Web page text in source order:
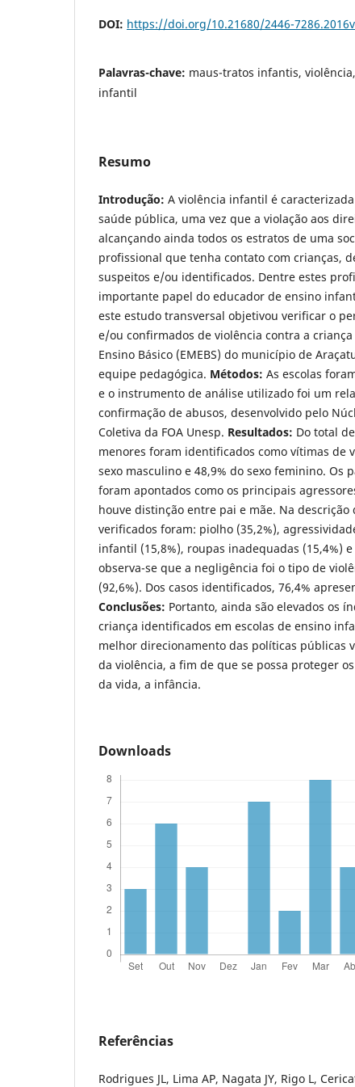
DOI: https://doi.org/10.21680/2446-
Palavras-chave: maus-tratos infantis,
infantil
Resumo
Introdução: A violência infantil é
saúde pública, uma vez que a violação aos
alcançando ainda todos os estratos de uma
profissional que tenha contato com crianças,
suspeitos e/ou identificados. Dentre estes
importante papel do educador de ensino
este estudo transversal objetivou verificar o
e/ou confirmados de violência contra a
Ensino Básico (EMEBS) do município de
equipe pedagógica. Métodos: As escolas
e o instrumento de análise utilizado foi um
confirmação de abusos, desenvolvido pelo
Coletiva da FOA Unesp. Resultados: Do total
menores foram identificados como vítimas de
sexo masculino e 48,9% do sexo feminino. Os
foram apontados como os principais
houve distinção entre pai e mãe. Na descrição
verificados foram: piolho (35,2%),
infantil (15,8%), roupas inadequadas (15,4%)
observa-se que a negligência foi o tipo de
(92,6%). Dos casos identificados, 76,4%
Conclusões: Portanto, ainda são elevados os
criança identificados em escolas de ensino
melhor direcionamento das políticas públicas
da violência, a fim de que se possa proteger
da vida, a infância.
Downloads
Referências
Rodrigues JL, Lima AP, Nagata JY, Rigo L,